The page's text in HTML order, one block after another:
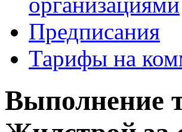
Предписания
Тарифы на
Выполнение